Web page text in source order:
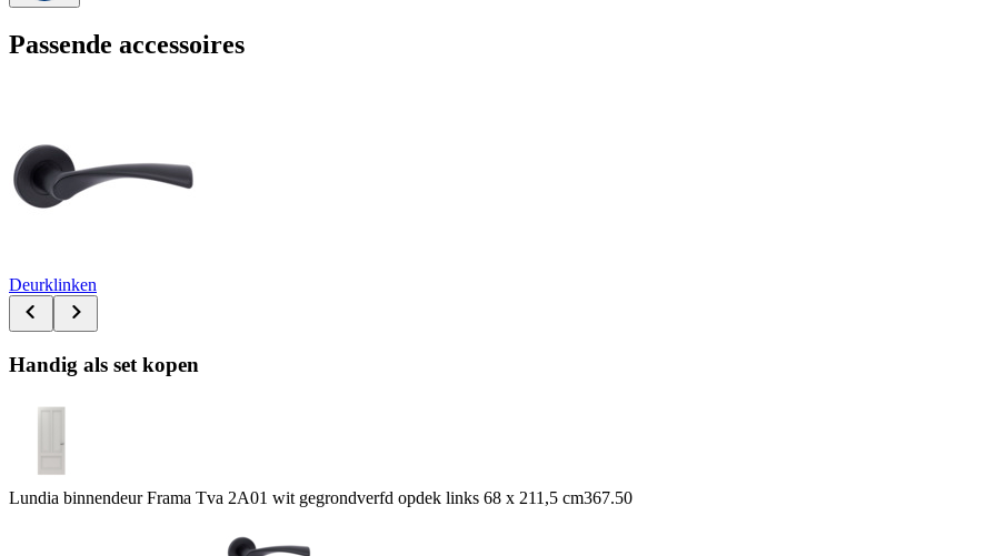
Passende accessoires
Deurklinken
Handig als set kopen
Lundia binnendeur Frama Tva 2A01 wit gegrondverfd opdek links 68 x 211,5 cm367.50